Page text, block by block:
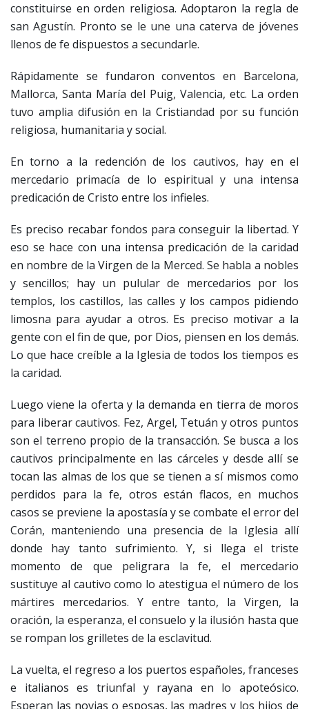
constituirse en orden religiosa. Adoptaron la regla de
san Agustín. Pronto se le une una caterva de jóvenes
llenos de fe dispuestos a secundarle.
Rápidamente se fundaron conventos en Barcelona,
Mallorca, Santa María del Puig, Valencia, etc. La orden
tuvo amplia difusión en la Cristiandad por su función
religiosa, humanitaria y social.
En torno a la redención de los cautivos, hay en el
mercedario primacía de lo espiritual y una intensa
predicación de Cristo entre los infieles.
Es preciso recabar fondos para conseguir la libertad. Y
eso se hace con una intensa predicación de la caridad
en nombre de la Virgen de la Merced. Se habla a nobles
y sencillos; hay un pulular de mercedarios por los
templos, los castillos, las calles y los campos pidiendo
limosna para ayudar a otros. Es preciso motivar a la
gente con el fin de que, por Dios, piensen en los demás.
Lo que hace creíble a la Iglesia de todos los tiempos es
la caridad.
Luego viene la oferta y la demanda en tierra de moros
para liberar cautivos. Fez, Argel, Tetuán y otros puntos
son el terreno propio de la transacción. Se busca a los
cautivos principalmente en las cárceles y desde allí se
tocan las almas de los que se tienen a sí mismos como
perdidos para la fe, otros están flacos, en muchos
casos se previene la apostasía y se combate el error del
Corán, manteniendo una presencia de la Iglesia allí
donde hay tanto sufrimiento. Y, si llega el triste
momento de que peligrara la fe, el mercedario
sustituye al cautivo como lo atestigua el número de los
mártires mercedarios. Y entre tanto, la Virgen, la
oración, la esperanza, el consuelo y la ilusión hasta que
se rompan los grilletes de la esclavitud.
La vuelta, el regreso a los puertos españoles, franceses
e italianos es triunfal y rayana en lo apoteósico.
Esperan las novias o esposas, las madres y los hijos de